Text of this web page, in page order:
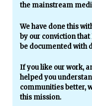
the mainstream
We have done this
by our conviction that
be documented with
If you like our work,
helped you
communities better,
this mission.